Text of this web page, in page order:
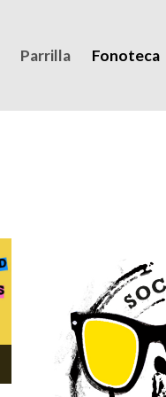
Parrilla Fonoteca